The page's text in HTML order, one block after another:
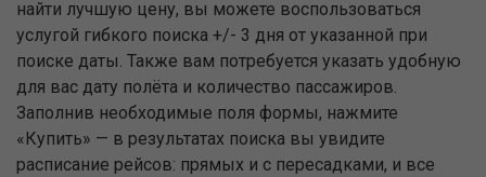
найти лучшую цену, вы можете воспользоваться
услугой гибкого поиска +/- 3 дня от указанной при
поиске даты. Также вам потребуется указать удобную
для вас дату полёта и количество пассажиров.
Заполнив необходимые поля формы, нажмите
«Купить» — в результатах поиска вы увидите
расписание рейсов: прямых и с пересадками, и все